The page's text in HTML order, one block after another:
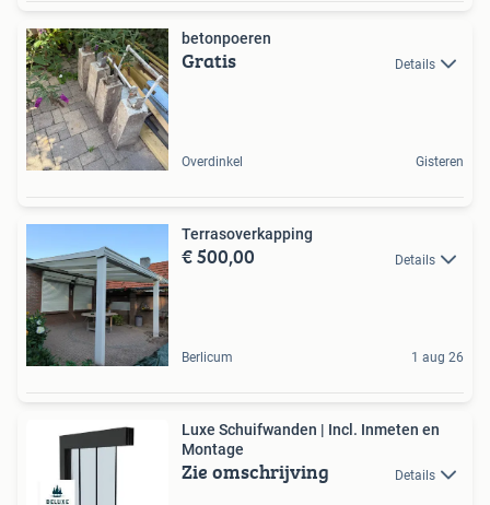
betonpoeren
Gratis Details
Overdinkel Gisteren
Terrasoverkapping
€ 500,00 Details
Berlicum 1 aug 26
Luxe Schuifwanden | Incl. Inmeten en
Montage
Zie omschrijving Details